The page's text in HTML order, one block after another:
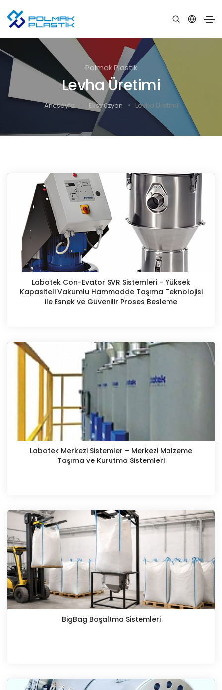
Polmak Plastik
Levha Üretimi
Anasayfa Ekstrüzyon Levha Üretimi
Labotek Con-Evator SVR Sistemleri – Yüksek
Kapasiteli Vakumlu Hammadde Taşıma Teknolojisi
ile Esnek ve Güvenilir Proses Besleme
Labotek Merkezi Sistemler – Merkezi Malzeme
Taşıma ve Kurutma Sistemleri
BigBag Boşaltma Sistemleri